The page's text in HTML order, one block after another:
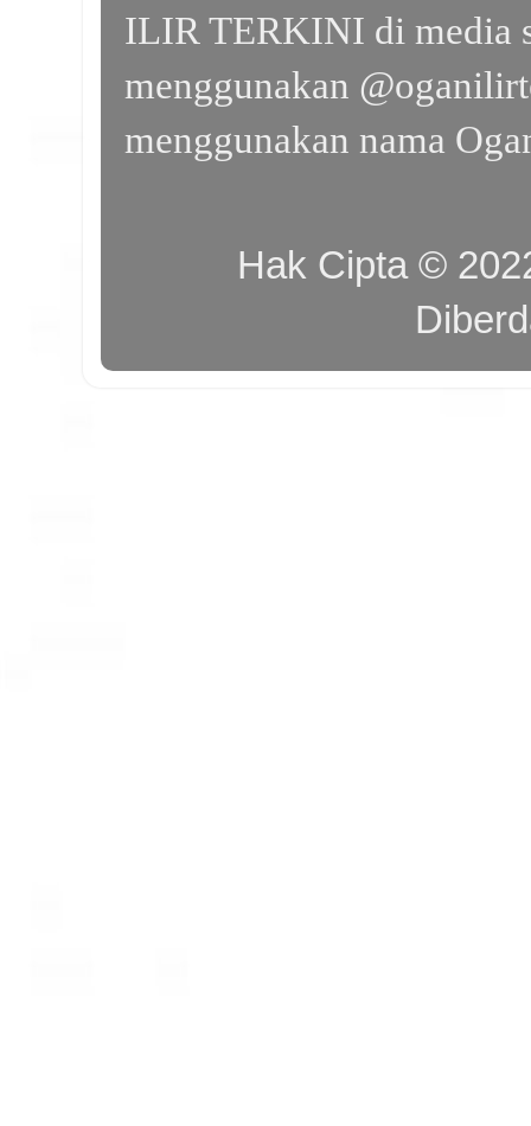
ILIR TERKINI di media
menggunakan
menggunakan nama
Hak Cipta ©